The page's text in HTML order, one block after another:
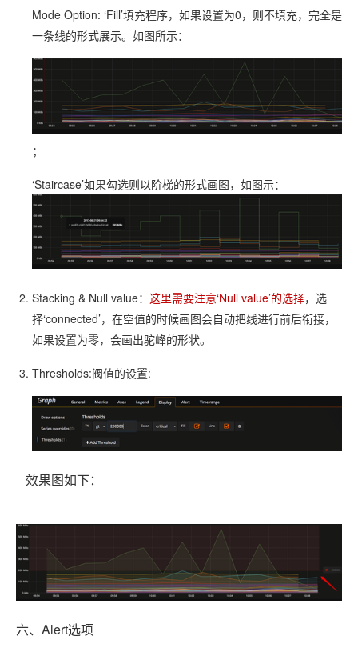
Mode Option: ‘Fill’填充程序，如果设置为0，则不填充，完全是
一条线的形式展示。如图所示：
；
‘Staircase’如果勾选则以阶梯的形式画图，如图示：
Stacking & Null value： 这里需要注意‘Null value’的选择，选
择‘connected’，在空值的时候画图会自动把线进行前后衔接，
如果设置为零，会画出驼峰的形状。
Thresholds:阀值的设置:
效果图如下：
六、Alert选项